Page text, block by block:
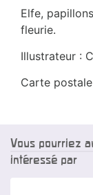
Elfe,
fleurie.
Illustrateur :
Carte
Vous pourriez
intéressé par